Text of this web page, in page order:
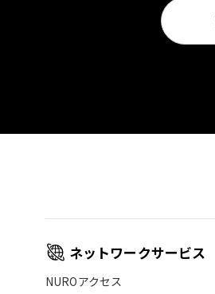
ネットワークサービス
NUROアクセス